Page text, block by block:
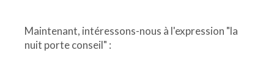
Maintenant, intéressons-nous à l'expression "la
nuit porte conseil" :